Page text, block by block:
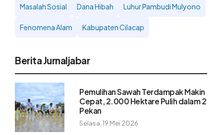
Masalah Sosial Dana Hibah Luhur Pambudi Mulyono
Fenomena Alam Kabupaten Cilacap
Berita Jurnaljabar
Pemulihan Sawah Terdampak Makin
Cepat, 2.000 Hektare Pulih dalam 2
Pekan
Selasa, 19 Mei 2026